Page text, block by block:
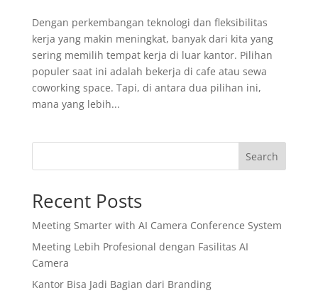
Dengan perkembangan teknologi dan fleksibilitas
kerja yang makin meningkat, banyak dari kita yang
sering memilih tempat kerja di luar kantor. Pilihan
populer saat ini adalah bekerja di cafe atau sewa
coworking space. Tapi, di antara dua pilihan ini,
mana yang lebih...
Search
Recent Posts
Meeting Smarter with AI Camera Conference System
Meeting Lebih Profesional dengan Fasilitas AI
Camera
Kantor Bisa Jadi Bagian dari Branding